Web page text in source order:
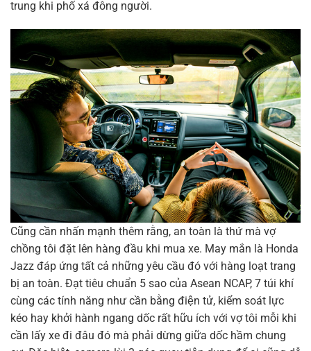
trung khi phố xá đông người.
Cũng cần nhấn mạnh thêm rằng, an toàn là thứ mà vợ
chồng tôi đặt lên hàng đầu khi mua xe. May mắn là Honda
Jazz đáp ứng tất cả những yêu cầu đó với hàng loạt trang
bị an toàn. Đạt tiêu chuẩn 5 sao của Asean NCAP, 7 túi khí
cùng các tính năng như cần bằng điện tử, kiểm soát lực
kéo hay khởi hành ngang dốc rất hữu ích với vợ tôi mỗi khi
cần lấy xe đi đâu đó mà phải dừng giữa dốc hầm chung